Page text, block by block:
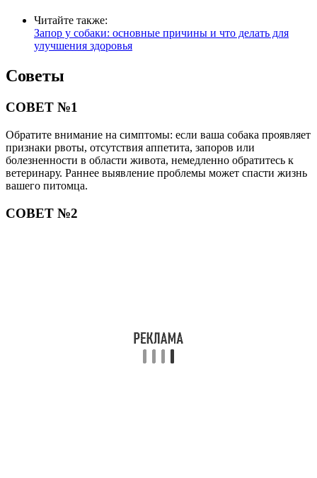
Читайте также:
Запор у собаки: основные причины и что делать для
улучшения здоровья
Советы
СОВЕТ №1
Обратите внимание на симптомы: если ваша собака проявляет
признаки рвоты, отсутствия аппетита, запоров или
болезненности в области живота, немедленно обратитесь к
ветеринару. Раннее выявление проблемы может спасти жизнь
вашего питомца.
СОВЕТ №2